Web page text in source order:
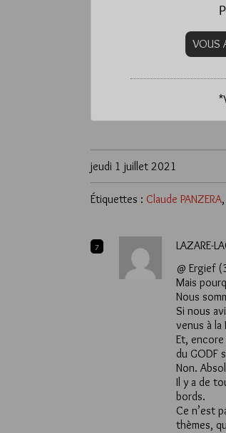
VOUS
*
jeudi 1 juillet 2021
Étiquettes : Claude PANZERA,
7 LAZARE-
@ Ergief
Mais
Nous
Si nous
venus à la
Et, encore
du GODF
Non.
Il y a de
bords.
Ce n’est
thèmes,